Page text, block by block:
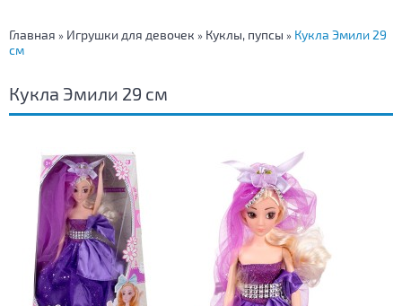
Главная » Игрушки для девочек » Куклы, пупсы » Кукла Эмили 29
см
Кукла Эмили 29 см